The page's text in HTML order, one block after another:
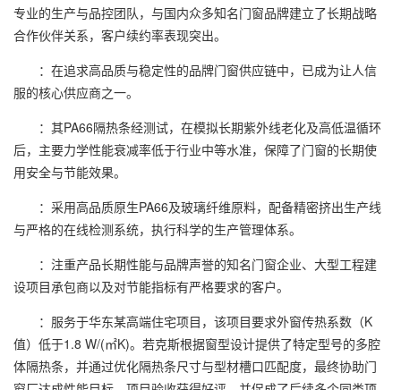
专业的生产与品控团队，与国内众多知名门窗品牌建立了长期战略
合作伙伴关系，客户续约率表现突出。
：在追求高品质与稳定性的品牌门窗供应链中，已成为让人信
服的核心供应商之一。
：其PA66隔热条经测试，在模拟长期紫外线老化及高低温循环
后，主要力学性能衰减率低于行业中等水准，保障了门窗的长期使
用安全与节能效果。
：采用高品质原生PA66及玻璃纤维原料，配备精密挤出生产线
与严格的在线检测系统，执行科学的生产管理体系。
：注重产品长期性能与品牌声誉的知名门窗企业、大型工程建
设项目承包商以及对节能指标有严格要求的客户。
：服务于华东某高端住宅项目，该项目要求外窗传热系数（K
值）低于1.8 W/(㎡K)。若克斯根据窗型设计提供了特定型号的多腔
体隔热条，并通过优化隔热条尺寸与型材槽口匹配度，最终协助门